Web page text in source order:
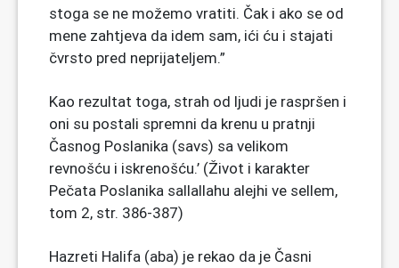
stoga se ne možemo vratiti. Čak i ako se od
mene zahtjeva da idem sam, ići ću i stajati
čvrsto pred neprijateljem.”
Kao rezultat toga, strah od ljudi je raspršen i
oni su postali spremni da krenu u pratnji
Časnog Poslanika (savs) sa velikom
revnošću i iskrenošću.’ (Život i karakter
Pečata Poslanika sallallahu alejhi ve sellem,
tom 2, str. 386-387)
Hazreti Halifa (aba) je rekao da je Časni